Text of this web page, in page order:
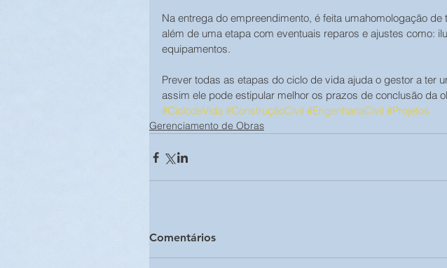
Na entrega do empreendimento, é feita umahomologação
além de uma etapa com eventuais reparos e ajustes como:
equipamentos.
Prever todas as etapas do ciclo de vida ajuda o gestor a ter
assim ele pode estipular melhor os prazos de conclusão da
#CiclodeVida #ConstruçãoCivil #EngenhariaCivil #Projetos
Gerenciamento de Obras
Comentários